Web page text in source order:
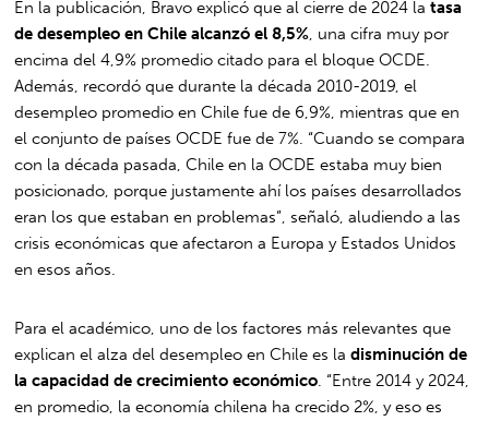
En la publicación, Bravo explicó que al cierre de 2024 latasa
de desempleo en Chile alcanzó el 8,5% , una cifra muy por
encima del 4,9% promedio citado para el bloque OCDE.
Además, recordó que durante la década 2010-2019, el
desempleo promedio en Chile fue de 6,9%, mientras que en
el conjunto de países OCDE fue de 7%. “Cuando se compara
con la década pasada, Chile en la OCDE estaba muy bien
posicionado, porque justamente ahí los países desarrollados
eran los que estaban en problemas”, señaló, aludiendo a las
crisis económicas que afectaron a Europa y Estados Unidos
en esos años.
Para el académico, uno de los factores más relevantes que
explican el alza del desempleo en Chile es ladisminución de
la capacidad de crecimiento económico . “Entre 2014 y 2024,
en promedio, la economía chilena ha crecido 2%, y eso es